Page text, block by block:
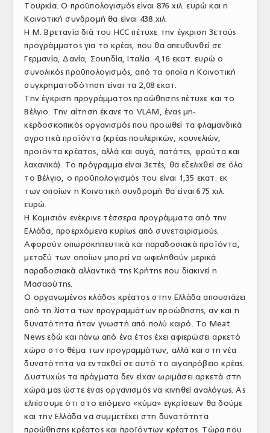
Τουρκία. Ο προϋπολογισμός είναι 876 χιλ. ευρώ και η
Κοινοτική συνδρομή θα είναι 438 χιλ.
Η Μ. Βρετανία διά του HCC πέτυχε την έγκριση 3ετούς
προγράμματος για το κρέας, που θα απευθυνθεί σε
Γερμανία, Δανία, Σουηδία, Ιταλία. 4,16 εκατ. ευρώ ο
συνολικός προϋπολογισμός, από τα οποία η Κοινοτική
συγχρηματοδότηση είναι τα 2,08 εκατ.
Την έγκριση προγράμματος προώθησης πέτυχε και το
Βέλγιο. Την αίτηση έκανε το VLAM, ένας μη-
κερδοσκοπικός οργανισμός που προωθεί τα φλαμανδικά
αγροτικά προϊόντα (κρέας πουλερικών, κουνελιών,
προϊόντα κρέατος, αλλά και αυγά, πατάτες, φρούτα και
λαχανικά). Το πρόγραμμα είναι 3ετές, θα εξελιχθεί σε όλο
το Βέλγιο, ο προϋπολογισμός του είναι 1,35 εκατ. εκ
των οποίων η Κοινοτική συνδρομή θα είναι 675 χιλ.
ευρώ.
Η Κομισιόν ενέκρινε τέσσερα προγράμματα από την
Ελλάδα, προερχόμενα κυρίως από συνεταιρισμούς.
Αφορούν οπωροκηπευτικά και παραδοσιακά προϊόντα,
μεταξύ των οποίων μπορεί να ωφεληθούν μερικά
παραδοσιακά αλλαντικά της Κρήτης που διακινεί η
Μασαούτης.
Ο οργανωμένος κλάδος κρέατος στην Ελλάδα απουσιάζει
από τη λίστα των προγραμμάτων προώθησης, αν και η
δυνατότητα ήταν γνωστή από πολύ καιρό. Το Meat
News εδώ και πάνω από ένα έτος έχει αφιερώσει αρκετό
χώρο στο θέμα των προγραμμάτων, αλλά και στη νέα
δυνατότητα να ενταχθεί σε αυτό το αιγοπρόβειο κρέας.
Δυστυχώς τα πράγματα δεν είχαν ωριμάσει αρκετά στη
χώρα μας ώστε ένας οργανισμός να κινηθεί αναλόγως. Ας
ελπίσουμε ότι στο επόμενο «κύμα» εγκρίσεων θα δούμε
και την Ελλάδα να συμμετέχει στη δυνατότητα
προώθησης κρέατος και προϊόντων κρέατος. Τώρα που